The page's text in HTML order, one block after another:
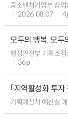
중소벤처기업부 창
2026.08.07
모두의 행복, 모두
행정안전부 기획조
36p
「지역활성화 투
기획예산처 예산실